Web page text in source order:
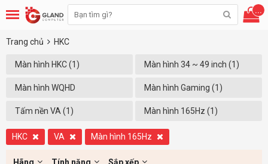
...
Trang chủ HKC
Màn hình HKC (1) Màn hình 34 ~ 49 inch (1)
Màn hình WQHD
(3440x1440) (1)
Màn hình Gaming (1)
Tấm nền VA (1) Màn hình 165Hz (1)
HKC VA Màn hình 165Hz